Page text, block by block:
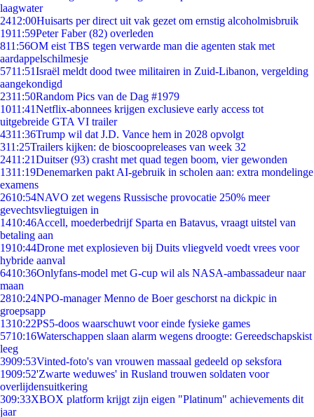
laagwater
2412:00Huisarts per direct uit vak gezet om ernstig alcoholmisbruik
1911:59Peter Faber (82) overleden
811:56OM eist TBS tegen verwarde man die agenten stak met
aardappelschilmesje
5711:51Israël meldt dood twee militairen in Zuid-Libanon, vergelding
aangekondigd
2311:50Random Pics van de Dag #1979
1011:41Netflix-abonnees krijgen exclusieve early access tot
uitgebreide GTA VI trailer
4311:36Trump wil dat J.D. Vance hem in 2028 opvolgt
311:25Trailers kijken: de bioscoopreleases van week 32
2411:21Duitser (93) crasht met quad tegen boom, vier gewonden
1311:19Denemarken pakt AI-gebruik in scholen aan: extra mondelinge
examens
2610:54NAVO zet wegens Russische provocatie 250% meer
gevechtsvliegtuigen in
1410:46Accell, moederbedrijf Sparta en Batavus, vraagt uitstel van
betaling aan
1910:44Drone met explosieven bij Duits vliegveld voedt vrees voor
hybride aanval
6410:36Onlyfans-model met G-cup wil als NASA-ambassadeur naar
maan
2810:24NPO-manager Menno de Boer geschorst na dickpic in
groepsapp
1310:22PS5-doos waarschuwt voor einde fysieke games
5710:16Waterschappen slaan alarm wegens droogte: Gereedschapskist
leeg
3909:53Vinted-foto's van vrouwen massaal gedeeld op seksfora
1909:52'Zwarte weduwes' in Rusland trouwen soldaten voor
overlijdensuitkering
309:33XBOX platform krijgt zijn eigen "Platinum" achievements dit
jaar